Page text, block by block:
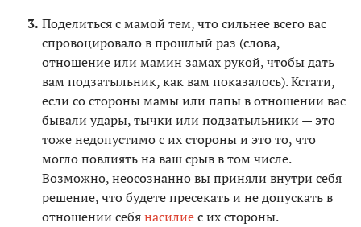
Поделиться с мамой тем, что сильнее всего вас
спровоцировало в прошлый раз (слова,
отношение или мамин замах рукой, чтобы дать
вам подзатыльник, как вам показалось). Кстати,
если со стороны мамы или папы в отношении вас
бывали удары, тычки или подзатыльники — это
тоже недопустимо с их стороны и это то, что
могло повлиять на ваш срыв в том числе.
Возможно, неосознанно вы приняли внутри себя
решение, что будете пресекать и не допускать в
отношении себянасилиес их стороны.